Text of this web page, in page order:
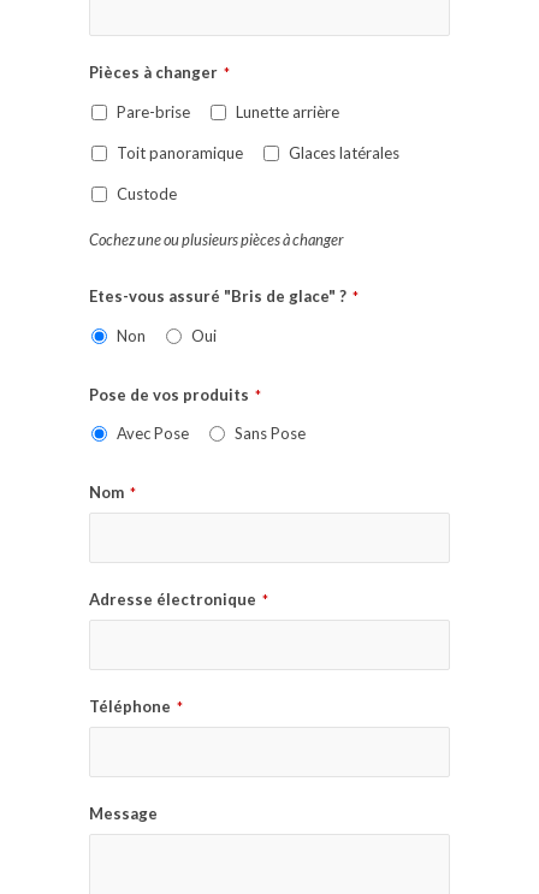
Pièces à changer *
Pare-brise Lunette arrière
Toit panoramique Glaces latérales
Custode
Cochez une ou plusieurs pièces à changer
Etes-vous assuré "Bris de glace" ? *
Non Oui
Pose de vos produits *
Avec Pose Sans Pose
Nom *
Adresse électronique *
Téléphone *
Message